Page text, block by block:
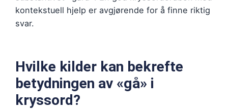
kontekstuell hjelp er avgjørende for å finne riktig
svar.
Hvilke kilder kan bekrefte
betydningen av «gå» i
kryssord?